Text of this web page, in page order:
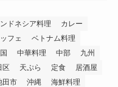
ドネシア料理
カレー
フェ
ベトナム料理
中華料理 中部
九州
区 天ぷら 定食
居酒屋
田市 沖縄
海鮮料理